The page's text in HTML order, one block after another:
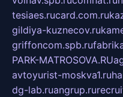
tesiaes.rucard.com.ru
gildiya-kuznecov.ru
griffoncom.spb.ru
PARK-MATROSOVA.RU
avtoyurist-moskva1.ru
dg-lab.ruangrup.ru